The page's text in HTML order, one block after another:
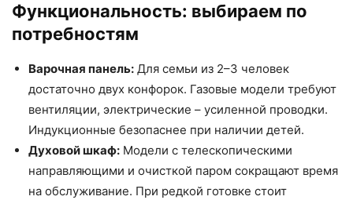
Функциональность: выбираем по
потребностям
Варочная панель: Для семьи из 2–3 человек
достаточно двух конфорок. Газовые модели требуют
вентиляции, электрические – усиленной проводки.
Индукционные безопаснее при наличии детей.
Духовой шкаф: Модели с телескопическими
направляющими и очисткой паром сокращают время
на обслуживание. При редкой готовке стоит